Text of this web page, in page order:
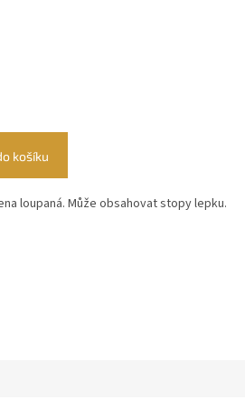
košíku
loupaná. Může obsahovat stopy lepku.